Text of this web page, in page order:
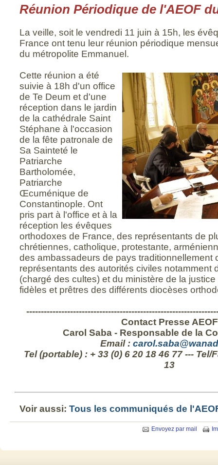
Réunion Périodique de l'AEOF
La veille, soit le vendredi 11 juin à 15h, les
France ont tenu leur réunion périodique
du métropolite Emmanuel.
Cette réunion a été
suivie à 18h d'un office
de Te Deum et d'une
réception dans le jardin
de la cathédrale Saint
Stéphane à l'occasion
de la fête patronale de
Sa Sainteté le
Patriarche
Bartholomée,
Patriarche
Œcuménique de
Constantinople. Ont
pris part à l'office et à la
réception les évêques
orthodoxes de France, des représentants de
chrétiennes, catholique, protestante,
des ambassadeurs de pays traditionnellement
représentants des autorités civiles notamment
(chargé des cultes) et du ministère de la
fidèles et prêtres des différents diocèses
Contact Presse AEOF
Carol Saba - Responsable de la
Email :
Tel (portable) : + 33 (0) 6 20 18 46 77 --- Tel/
13
Voir aussi: Tous les communiqués de
Envoyez par mail